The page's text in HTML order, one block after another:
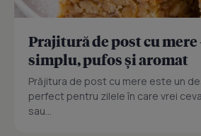
Prajitură de post cu mere
simplu, pufos și aromat
Prăjitura de post cu mere este un
perfect pentru zilele în care vrei
sau...